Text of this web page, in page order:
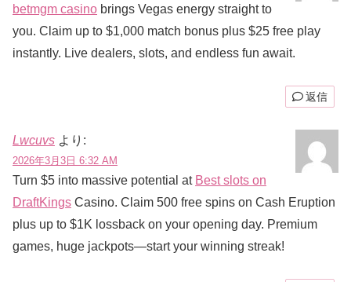
betmgm casino brings Vegas energy straight to
you. Claim up to $1,000 match bonus plus $25 free play
instantly. Live dealers, slots, and endless fun await.
返信
Lwcuvs より:
2026年3月3日 6:32 AM
Turn $5 into massive potential at Best slots on
DraftKings Casino. Claim 500 free spins on Cash Eruption
plus up to $1K lossback on your opening day. Premium
games, huge jackpots—start your winning streak!